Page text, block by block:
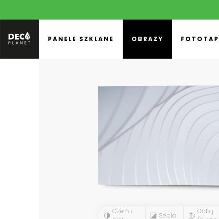
PANELE SZKLANE OBRAZY
Czerń i
Sepia
Odbij